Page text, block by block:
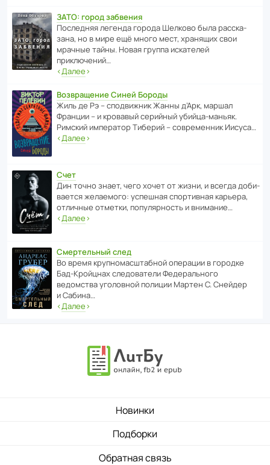
ЗАТО: город забвения
После­дняя легенда города Шелково была расска­
зана, но в мире ещё много мест, хранящих свои
мрачные тайны. Новая группа иска­телей
приключений…
‹Далее›
Возвращение Синей Бороды
Жиль де Рэ – спод­ви­жник Жанны д’Арк, маршал
Франции – и кровавый серийный убийца-маньяк.
Римский импе­ратор Тиберий – совре­менник Иисуса…
‹Далее›
Счет
Дин точно знает, чего хочет от жизни, и всегда доби­
ва­ется жела­е­мого: успе­шная спор­ти­вная карьера,
отли­чные отметки, попу­ля­р­ность и внимание…
‹Далее›
Смертельный след
Во время круп­но­мас­ш­та­бной операции в городке
Бад‑Крой­цнах следо­ва­тели Феде­раль­ного
ведомства уголо­вной полиции Мартен С. Снейдер
и Сабина…
‹Далее›
Новинки
Подборки
Обратная связь